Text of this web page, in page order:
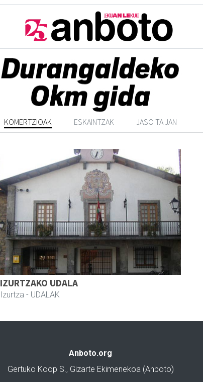
KOMERTZIOAK ESKAINTZAK JASO TA JAN
IZURTZAKO UDALA
Izurtza - UDALAK
Anboto.org
Gertuko Koop S., Gizarte Ekimenekoa (Anboto)